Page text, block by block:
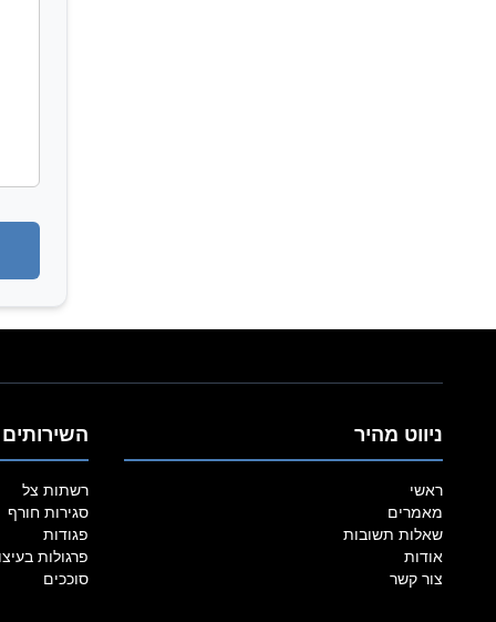
ניווט מהיר
ראשי
מאמרים
שאלות תשובות
אודות
צור קשר
רשתות צל
סגירות חורף
פגודות
פרגולות
סוככים